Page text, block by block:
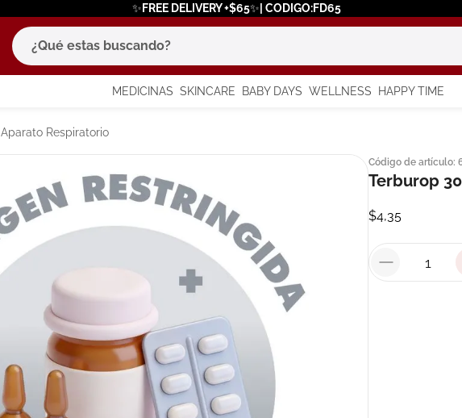
✨FREE DELIVERY +$65✨| CODIGO:FD65
¿Qué estas buscando?
MEDICINAS SKINCARE BABY DAYS WELLNESS HAPPY TIME
Aparato Respiratorio
Código de artículo:
Terburop
$4,35
términos más buscados
1. eucerin
3. bioderma
7.
. roche posay
9. nivea
10 pañales